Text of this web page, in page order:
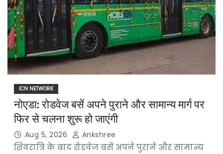
ICN NETWORK
नोएडा: रोडवेज बसें अपने पुराने और सामान्य मार्ग पर
फिर से चलना शुरू हो जाएंगी
Aug 5, 2026 Ankshree
शिवरात्रि के बाद रोडवेज बसें अपने पुराने और सामान्य